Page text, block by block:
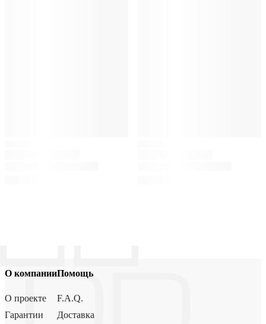
О компании
О проекте
Гарантии
Помощь
F.A.Q.
Доставка